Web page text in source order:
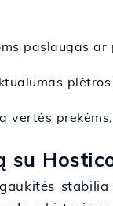
paslaugas ar
vertės
su